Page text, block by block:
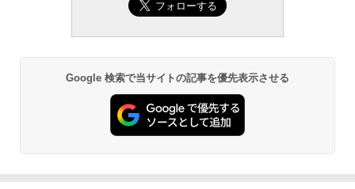
￥3,630
Google 検索で当サイトの記事を優先表示させる